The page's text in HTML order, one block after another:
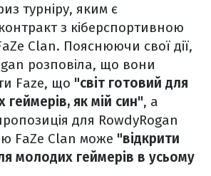
турніру, яким є
з кіберспортивною
Clan. Пояснюючи свої дії,
розповіла, що вони
Faze, що "світ готовий для
як мій син", а
для RowdyRogan
FaZe Clan може "відкрити
молодих геймерів в усьому